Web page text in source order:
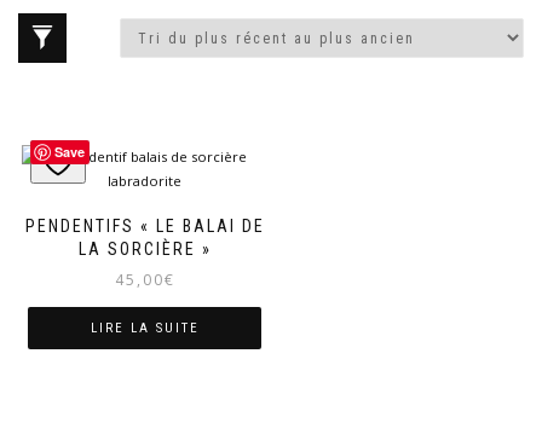
Save
PENDENTIFS « LE BALAI DE
LA SORCIÈRE »
45,00€
LIRE LA SUITE